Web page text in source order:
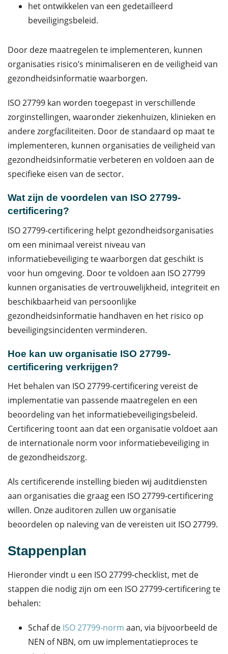
het ontwikkelen van een gedetailleerd
beveiligingsbeleid.
Door deze maatregelen te implementeren, kunnen
organisaties risico’s minimaliseren en de veiligheid van
gezondheidsinformatie waarborgen.
ISO 27799 kan worden toegepast in verschillende
zorginstellingen, waaronder ziekenhuizen, klinieken en
andere zorgfaciliteiten. Door de standaard op maat te
implementeren, kunnen organisaties de veiligheid van
gezondheidsinformatie verbeteren en voldoen aan de
specifieke eisen van de sector.
Wat zijn de voordelen van ISO 27799-
certificering?
ISO 27799-certificering helpt gezondheidsorganisaties
om een minimaal vereist niveau van
informatiebeveiliging te waarborgen dat geschikt is
voor hun omgeving. Door te voldoen aan ISO 27799
kunnen organisaties de vertrouwelijkheid, integriteit en
beschikbaarheid van persoonlijke
gezondheidsinformatie handhaven en het risico op
beveiligingsincidenten verminderen.
Hoe kan uw organisatie ISO 27799-
certificering verkrijgen?
Het behalen van ISO 27799-certificering vereist de
implementatie van passende maatregelen en een
beoordeling van het informatiebeveiligingsbeleid.
Certificering toont aan dat een organisatie voldoet aan
de internationale norm voor informatiebeveiliging in
de gezondheidszorg.
Als certificerende instelling bieden wij auditdiensten
aan organisaties die graag een ISO 27799-certificering
willen. Onze auditoren zullen uw organisatie
beoordelen op naleving van de vereisten uit ISO 27799.
Stappenplan
Hieronder vindt u een ISO 27799-checklist, met de
stappen die nodig zijn om een ISO 27799-certificering te
behalen:
Schaf de ISO 27799-norm aan, via bijvoorbeeld de
NEN of NBN, om uw implementatieproces te